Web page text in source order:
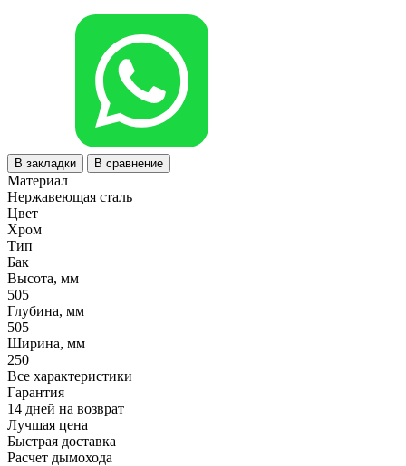
В закладки В сравнение
Материал
Нержавеющая сталь
Цвет
Хром
Тип
Бак
Высота, мм
505
Глубина, мм
505
Ширина, мм
250
Все характеристики
Гарантия
14 дней на возврат
Лучшая цена
Быстрая доставка
Расчет дымохода